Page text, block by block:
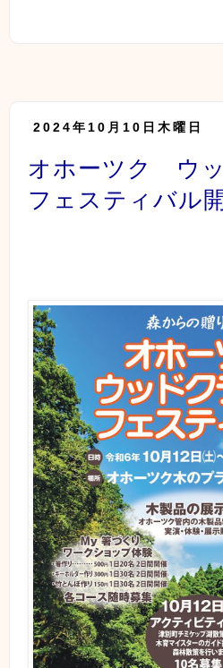
2024年10月10日木曜日
オホーツク ウ
フェスティバル